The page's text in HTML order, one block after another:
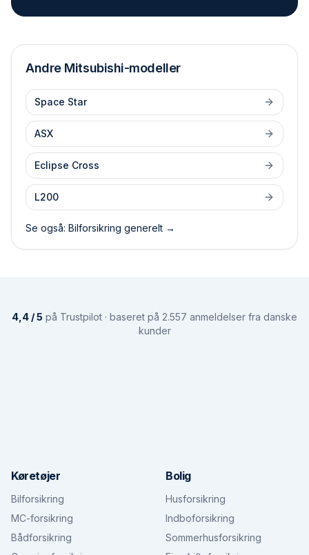
Andre Mitsubishi-modeller
Space Star
ASX
Eclipse Cross
L200
Se også: Bilforsikring generelt →
4,4 / 5 på Trustpilot · baseret på 2.557 anmeldelser fra danske
kunder
Køretøjer
Bilforsikring
MC-forsikring
Bådforsikring
Bolig
Husforsikring
Indboforsikring
Sommerhusforsikring